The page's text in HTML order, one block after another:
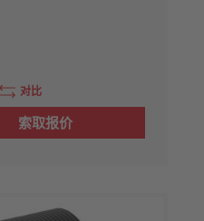
对比
索取报价